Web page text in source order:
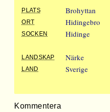
PLATS Brohyttan
ORT
Hidingebro
SOCKEN
Hidinge
LANDSKAP Närke
LAND
Sverige
Kommentera